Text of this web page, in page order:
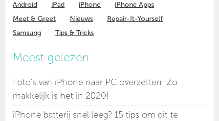
Android iPad iPhone
iPhone Apps
Meet & Greet
Nieuws
Repair-It-Yourself
Samsung
Tips & Tricks
Meest gelezen
Foto's van iPhone naar PC overzetten: Zo
makkelijk is het in 2020!
iPhone batterij snel leeg? 15 tips om dit te